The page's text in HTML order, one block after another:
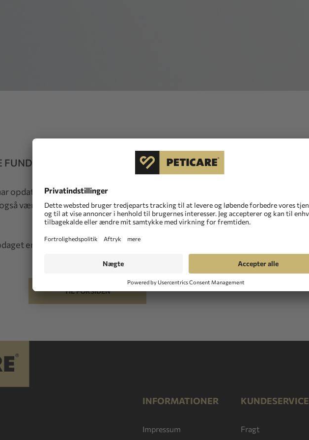
opdateret vores indhold eller arkiveret, flyttet eller omdøbt den
være, at du har fået adgang til en forkert eller forældet URL - tjek
en fejl, ser vi frem til at høre fra dig. Send os venligst en besked
TIL FORSIDEN
INFORMATIONER
Impressum
KUNDESERVICE
Fragt